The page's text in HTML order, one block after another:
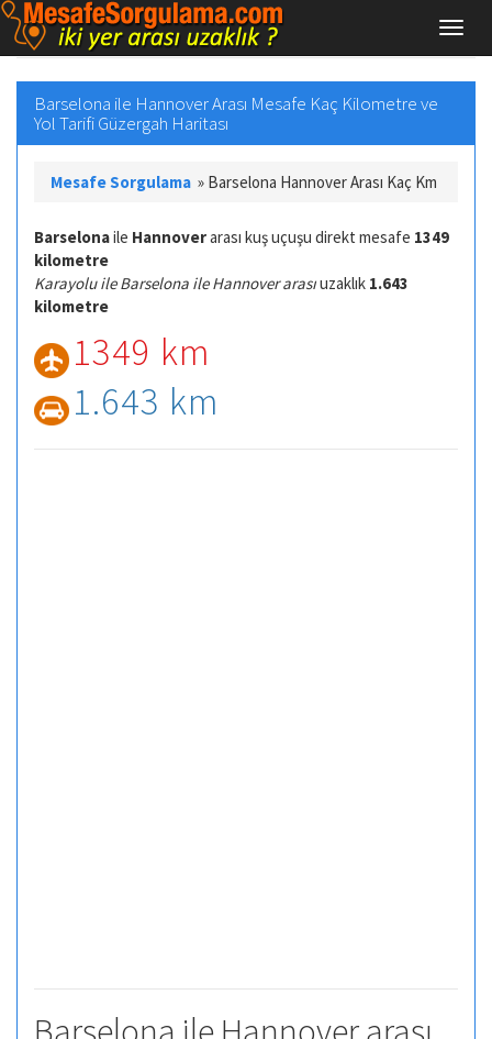
Barselona ile Hannover Arası Mesafe Kaç Kilometre ve
Yol Tarifi Güzergah Haritası
Mesafe Sorgulama » Barselona Hannover Arası Kaç Km
Barselonaile Hannoverarası kuş uçuşu direkt mesafe 1349
kilometre
Karayolu ile Barselona ile Hannover arasıuzaklık 1.643
kilometre
1349 km
1.643 km